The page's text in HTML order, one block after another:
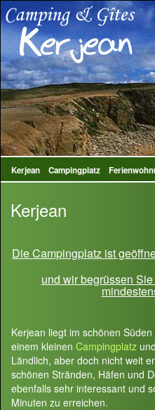
Kerjean Campingplatz
Kerjean
Die Campingplatz ist
und wir begrüssen
Kerjean liegt im schönen
einem kleinen Campingplatz und
Ländlich, aber doch nicht weit
schönen Stränden, Häfen und
ebenfalls sehr interessant und
Minuten zu erreichen.